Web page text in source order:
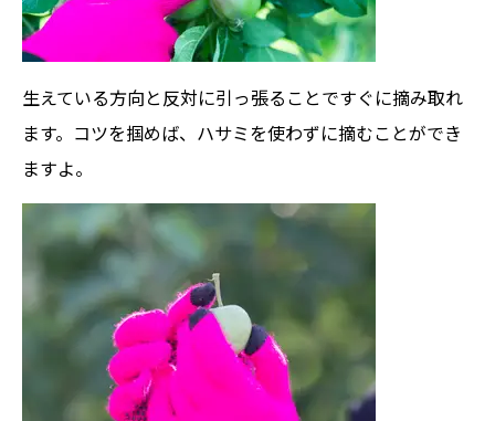
生えている方向と反対に引っ張ることですぐに摘み取れ
ます。コツを掴めば、ハサミを使わずに摘むことができ
ますよ。